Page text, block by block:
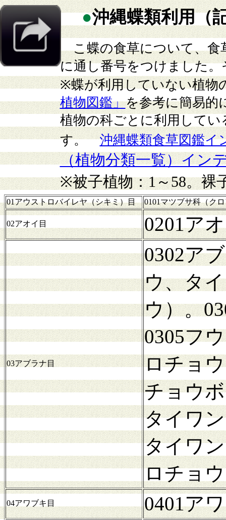
●沖縄蝶類利用（
こ蝶の食草について、食
に通し番号をつけました
※蝶が利用していない植物
植物図鑑」を参考に簡易的
植物の科ごとに利用して
す。沖縄蝶類食草図鑑イ
（植物分類一覧）イン
※被子植物：1～58。裸
01アウストロバイレヤ（シキミ）目 0101マツブサ科（ク
02アオイ目 0201ア
03アブラナ目
0302ア
ウ、タ
ウ）。
0305フ
ロチョ
チョウ
タイワ
タイワ
ロチョ
04アワブキ目 0401ア